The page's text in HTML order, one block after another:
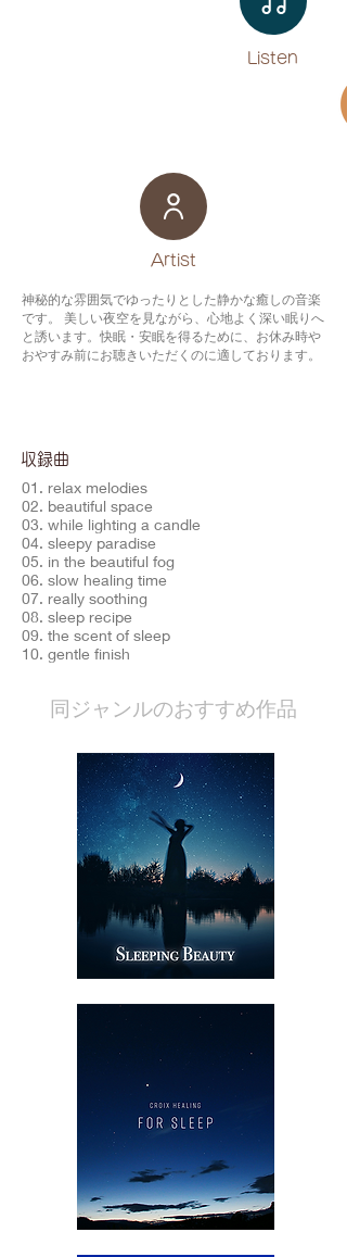
Listen​
​Artist
神秘的な雰囲気でゆったりとした静かな癒しの音楽
です。 美しい夜空を見ながら、心地よく深い眠りへ
と誘います。快眠・安眠を得るために、お休み時や
おやすみ前にお聴きいただくのに適しております。
​収録曲
01. relax melodies
02. beautiful space
03. while lighting a candle
04. sleepy paradise
05. in the beautiful fog
06. slow healing time
07. really soothing
08. sleep recipe
09. the scent of sleep
10. gentle finish
​同ジャンルのおすすめ作品